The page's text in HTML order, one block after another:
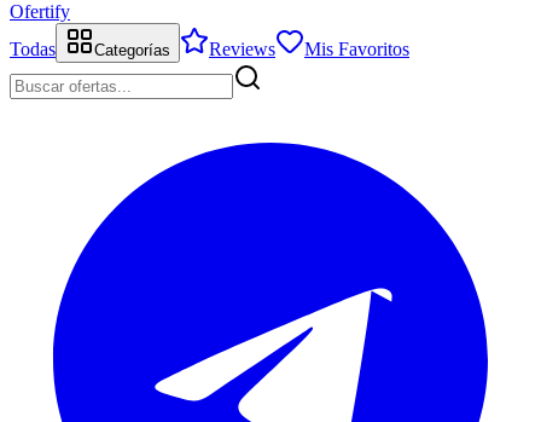
Ofertify
Todas
Categorías Reviews Mis Favoritos